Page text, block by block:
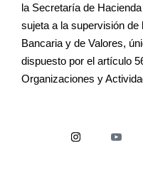
la Secretaría de
sujeta a la supervisión
Bancaria y de Valores,
dispuesto por el artículo
Organizaciones y